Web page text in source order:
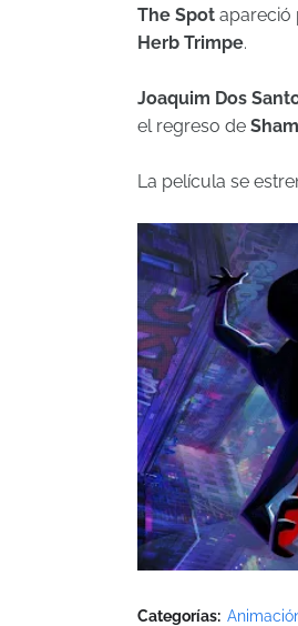
The Spot apareció
Herb Trimpe.
Joaquim Dos
el regreso de
La película se
Categorías: